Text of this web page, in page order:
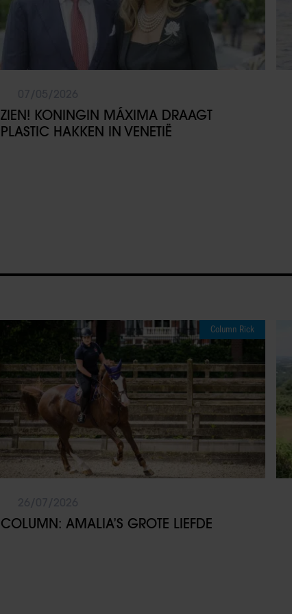
ZIEN! KONINGIN MÁXIMA DRAAGT
PLASTIC HAKKEN IN VENETIË
Column Rick
COLUMN: AMALIA’S GROTE LIEFDE